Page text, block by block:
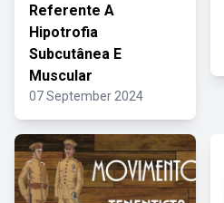
Referente A
Hipotrofia
Subcutânea E
Muscular
07 September 2024